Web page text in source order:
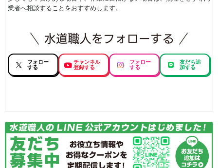
業者へ相談することをおすすめします。
フォロー
する
チャンネル
登録する
フォロー
する
友だち追
加する